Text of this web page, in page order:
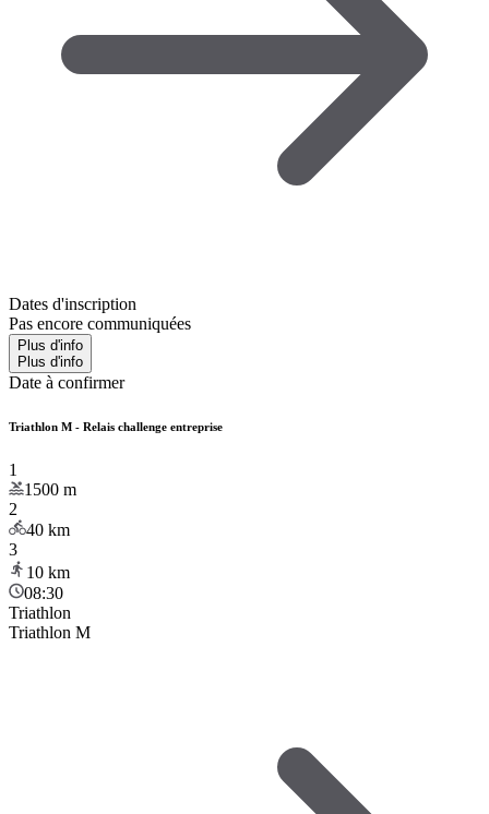
Dates d'inscription
Pas encore communiquées
Plus d'info
Plus d'info
Date à confirmer
Triathlon M - Relais challenge entreprise
1
1500 m
2
40 km
3
10 km
08:30
Triathlon
Triathlon M